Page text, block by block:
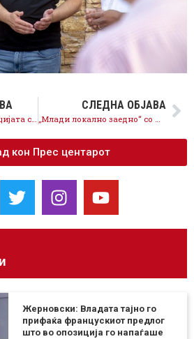
Криминалот и корупцијата се заштитен знак на ВМРО-ДПМНЕ, Владата предводена од СДСМ се спротивставува на корупцијата и постапува по наодите на меѓународните и домашни извештаи
СЛЕДНА ОБЈАВА
„Млади локално заедно“ со младите од Крива Паланка, Ранковце и Кратово: СДСМ и СДММ ја креираат најдобрата понуда за младите во секоја општина
кон Прес центарот
Жерновски: Владата тајно го
прифаќа францускиот предлог
што во опозиција го напаѓаше